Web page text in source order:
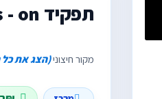
תפקיד Hands - on עם עבודה מעשית עבודה במרכז הארץ – גוף IT מוב
מקור חיצוני(הצג את